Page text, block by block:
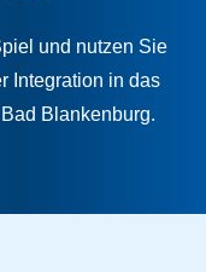
und nutzen Sie
Integration in das
Blankenburg.